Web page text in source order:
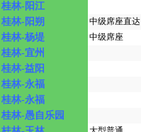
桂林-阳江
桂林-阳朔 中级席座直达
桂林-杨堤 中级席座
桂林-宜州
桂林-益阳
桂林-永福
桂林-永福
桂林-愚自乐园